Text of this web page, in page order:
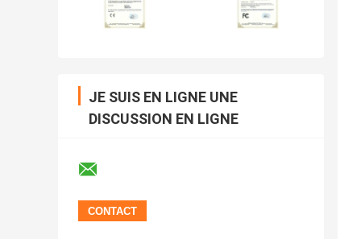
JE SUIS EN LIGNE UNE
DISCUSSION EN LIGNE